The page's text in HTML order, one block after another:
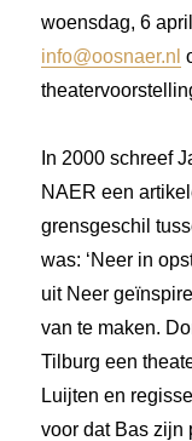
woensdag, 6
info@oosnaer.nl
In 2000 schreef
NAER een
grensgeschil
was: ‘Neer in
uit Neer
van te maken.
Tilburg een
Luijten en
voor dat Bas zijn